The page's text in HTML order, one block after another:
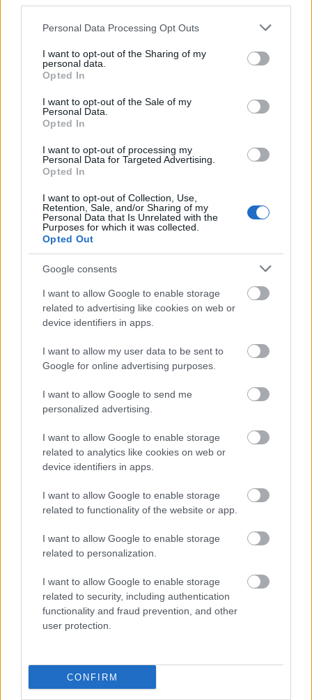
Please note that this website/app uses one or more Google
not limited to your visit or usage behaviour. You may click to
grant or deny consent to Google and its third-party tags to
use your data for below specified purposes in below Google
consent section.
Personal Data Processing Opt Outs
I want to opt-out of the Sharing of my
personal data.
Opted In
I want to opt-out of the Sale of my
Personal Data.
Opted In
I want to opt-out of processing my
Personal Data for Targeted Advertising.
Opted In
I want to opt-out of Collection, Use,
Retention, Sale, and/or Sharing of my
Personal Data that Is Unrelated with the
Purposes for which it was collected.
Opted Out
Google consents
I want to allow Google to enable storage
related to advertising like cookies on web or
device identifiers in apps.
I want to allow my user data to be sent to
Google for online advertising purposes.
I want to allow Google to send me
personalized advertising.
I want to allow Google to enable storage
related to analytics like cookies on web or
device identifiers in apps.
I want to allow Google to enable storage
related to functionality of the website or app.
I want to allow Google to enable storage
related to personalization.
I want to allow Google to enable storage
related to security, including authentication
functionality and fraud prevention, and other
user protection.
CONFIRM
Az UEFA Mafia megbüntette a
németeket is
2012. június 26.
Koholt vádak miatt megint fizethetnek a németek,
most például 25 ezret. Ez már csak a nemzetközi
bűnszervezet újabb képzelődéseinek végkifejlete
lehet. Állítólagos neonáci zászló miatt kell fizetnie a
német szövetségnek az UEFA perselyébe. Lehetséges,
hogy ez csak egy…
Fanatikus vagy csak hülye a letolt
nadrágú angol?
2012. június 25.
Az angol drukkerek mindenre elszántak. Ezt
bizonyítja az alábbi kép is, ahol az elvetemült éppen
Diamantit akarja megzavarni különleges (furcsa)
tettével. Sajnos a terve nem jött be, az olaszok
tizenegyespárbajban verték Angliát, ezzel
továbbjutottak az elődöntőbe.…
Több mint 900 ezer szurkoló
látogatott el eddig Ukrajnába
gyatra meccsek ellenére még ennyire van igény a
bohóckodásra. Mindenesetre a turizmus
alkoholizmusa jelentősen fellendítheti az ukrán
gazdaságot. „Az Ukrán Állami Határőrség…
Angol-olasz meccs szurkolói szemmel
Volt alkalmam megtekinteni a tegnap esti Anglia-